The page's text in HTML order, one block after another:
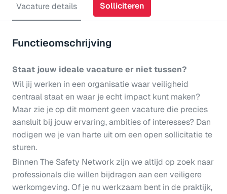
Vacature details Solliciteren
Functieomschrijving
Staat jouw ideale vacature er niet tussen?
Wil jij werken in een organisatie waar veiligheid
centraal staat en waar je echt impact kunt maken?
Maar zie je op dit moment geen vacature die precies
aansluit bij jouw ervaring, ambities of interesses? Dan
nodigen we je van harte uit om een open sollicitatie te
sturen.
Binnen The Safety Network zijn we altijd op zoek naar
professionals die willen bijdragen aan een veiligere
werkomgeving. Of je nu werkzaam bent in de praktijk,